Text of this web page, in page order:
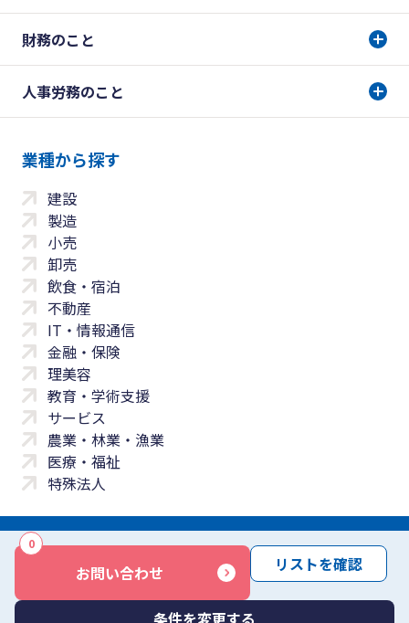
お問い合わせ
0
リストを確認
条件を変更する
財務のこと
人事労務のこと
業種から探す
建設
製造
小売
卸売
飲食・宿泊
不動産
IT・情報通信
金融・保険
理美容
教育・学術支援
サービス
農業・林業・漁業
医療・福祉
特殊法人
サイトマップ 免責事項 サービス利用規約
商標について反社会勢力に対する基本方針 お問い合わせ
Copyright © Yayoi Co., Ltd. All rights reserved.